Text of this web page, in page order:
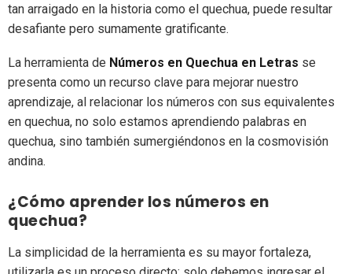
tan arraigado en la historia como el quechua, puede resultar
desafiante pero sumamente gratificante.
La herramienta de Números en Quechua en Letras se
presenta como un recurso clave para mejorar nuestro
aprendizaje, al relacionar los números con sus equivalentes
en quechua, no solo estamos aprendiendo palabras en
quechua, sino también sumergiéndonos en la cosmovisión
andina.
¿Cómo aprender los números en
quechua?
La simplicidad de la herramienta es su mayor fortaleza,